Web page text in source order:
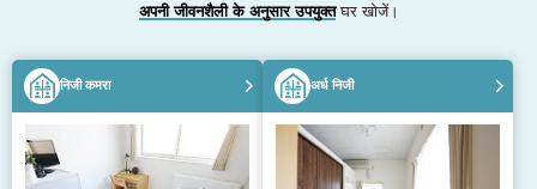
अपनी जीवनशैली के अनुसार उपयुक्तघर खोजें।
निजी कमरा अर्ध निजी